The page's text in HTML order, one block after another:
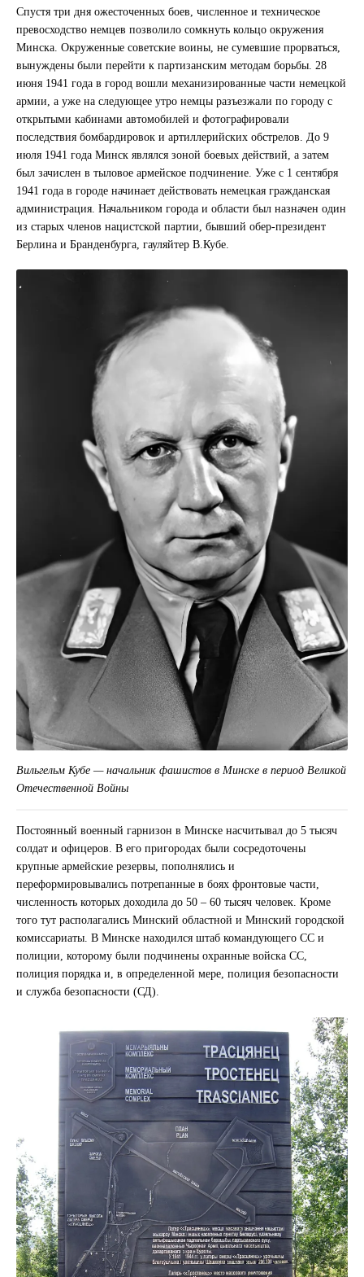
Спустя три дня ожесточенных боев, численное и техническое
превосходство немцев позволило сомкнуть кольцо окружения
Минска. Окруженные советские воины, не сумевшие прорваться,
вынуждены были перейти к партизанским методам борьбы. 28
июня 1941 года в город вошли механизированные части немецкой
армии, а уже на следующее утро немцы разъезжали по городу с
открытыми кабинами автомобилей и фотографировали
последствия бомбардировок и артиллерийских обстрелов. До 9
июля 1941 года Минск являлся зоной боевых действий, а затем
был зачислен в тыловое армейское подчинение. Уже с 1 сентября
1941 года в городе начинает действовать немецкая гражданская
администрация. Начальником города и области был назначен один
из старых членов нацистской партии, бывший обер-президент
Берлина и Бранденбурга, гауляйтер В.Кубе.
Вильгельм Кубе — начальник фашистов в Минске в период Великой
Отечественной Войны
Постоянный военный гарнизон в Минске насчитывал до 5 тысяч
солдат и офицеров. В его пригородах были сосредоточены
крупные армейские резервы, пополнялись и
переформировывались потрепанные в боях фронтовые части,
численность которых доходила до 50 – 60 тысяч человек. Кроме
того тут располагались Минский областной и Минский городской
комиссариаты. В Минске находился штаб командующего СС и
полиции, которому были подчинены охранные войска СС,
полиция порядка и, в определенной мере, полиция безопасности
и служба безопасности (СД).